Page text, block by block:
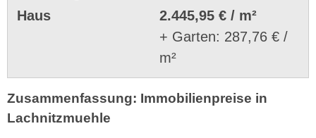
Haus
2.445,95 € / m²
+ Garten: 287,76 € /
m²
Zusammenfassung: Immobilienpreise in
Lachnitzmuehle